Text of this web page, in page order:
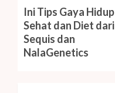
Next
post:
Ini Tips Gaya Hidup
Sehat dan Diet dari
Sequis dan
NalaGenetics